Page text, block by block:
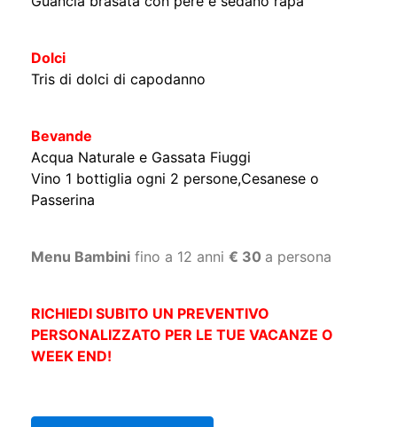
Tris di dolci di capodanno
Acqua Naturale e Gassata Fiuggi
Vino 1 bottiglia ogni 2 persone,Cesanese o
Passerina
PERSONALIZZATO PER LE TUE VACANZE O
WEEK END!